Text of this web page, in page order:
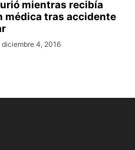
mientras recibía
médica tras accidente
diciembre 4, 2016